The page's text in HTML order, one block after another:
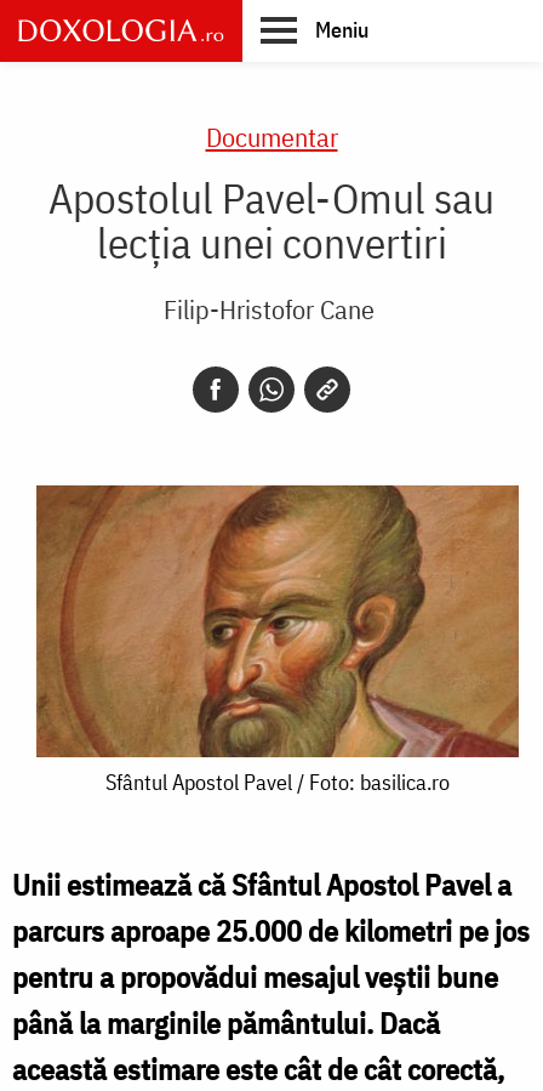
Skip
to
main
Meniu
Documentar
Apostolul Pavel-Omul sau
lecția unei convertiri
Filip-Hristofor Cane
Sfântul
Pavel
/
Foto:
basilica.ro
Sfântul Apostol Pavel / Foto: basilica.ro
Unii estimează că Sfântul Apostol Pavel a
parcurs aproape 25.000 de kilometri pe jos
pentru a propovădui mesajul veștii bune
până la marginile pământului. Dacă
această estimare este cât de cât corectă,